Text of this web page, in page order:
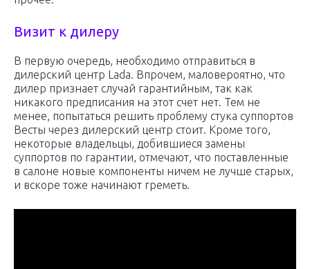
Визит к дилеру
В первую очередь, необходимо отправиться в
дилерский центр Lada. Впрочем, маловероятно, что
дилер признает случай гарантийным, так как
никакого предписания на этот счет нет. Тем не
менее, попытаться решить проблему стука суппортов
Весты через дилерский центр стоит. Кроме того,
некоторые владельцы, добившиеся замены
суппортов по гарантии, отмечают, что поставленные
в салоне новые компоненты ничем не лучше старых,
и вскоре тоже начинают греметь.